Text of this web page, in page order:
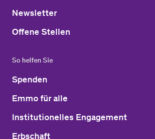
Newsletter
Offene Stellen
So helfen Sie
Spenden
Emmo für alle
Institutionelles Engagement
Erbschaft